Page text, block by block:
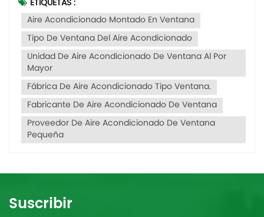
tipo ventana. Entre los acondicionadores de aire
integrados, el aire acondicionado de ventana es
particularmente famoso. La capacidad de
enfriamien...
ETIQUETAS :
Aire Acondicionado Montado En Ventana
Tipo De Ventana Del Aire Acondicionado
Unidad De Aire Acondicionado De Ventana Al Por
Mayor
Fábrica De Aire Acondicionado Tipo Ventana.
Fabricante De Aire Acondicionado De Ventana
Proveedor De Aire Acondicionado De Ventana
Pequeña
Suscribir